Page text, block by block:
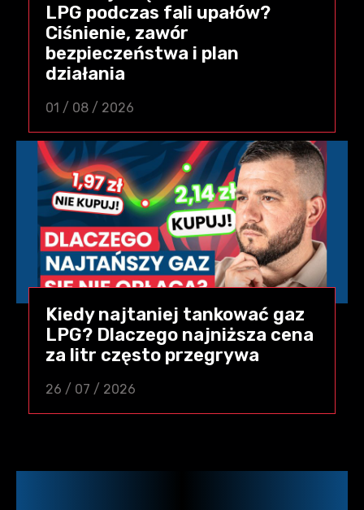
LPG podczas fali upałów?
Ciśnienie, zawór
bezpieczeństwa i plan
działania
01 / 08 / 2026
Kiedy najtaniej tankować gaz
LPG? Dlaczego najniższa cena
za litr często przegrywa
26 / 07 / 2026